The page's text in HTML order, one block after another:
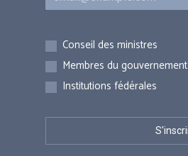
Inscriptions
Conseil des ministres
Membres du gouvernement
Institutions fédérales